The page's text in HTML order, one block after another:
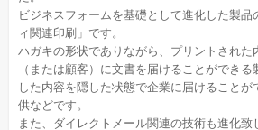
ビジネスフォームを基礎として進化した製
ィ関連印刷」です。
ハガキの形状でありながら、プリントされた
（または顧客）に文書を届けることができ
した内容を隠した状態で企業に届けること
供などです。
また、ダイレクトメール関連の技術も進化致